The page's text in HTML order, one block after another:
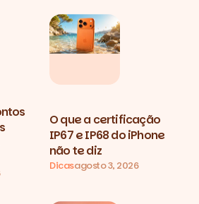
O que a certificação
IP67 e IP68 do iPhone
não te diz
Dicasagosto 3, 2026